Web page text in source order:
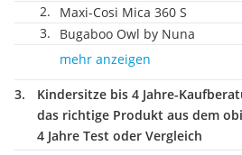
Maxi-Cosi Mica 360 S
Bugaboo Owl by Nuna
mehr anzeigen
Kindersitze bis 4 Jahre-
das richtige Produkt aus dem
4 Jahre Test oder Vergleich